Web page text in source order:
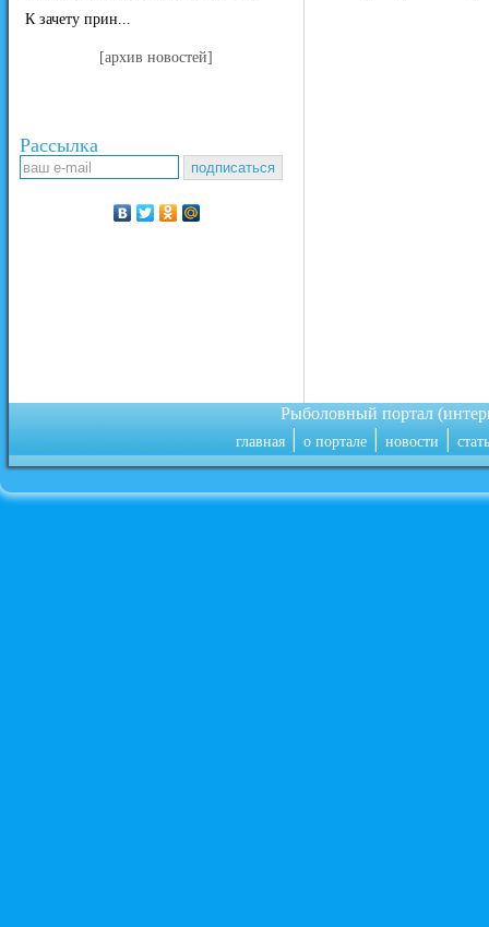
К зачету прин...
[архив новостей]
Рассылка
Рыболовный портал
главная|о портале|новости|